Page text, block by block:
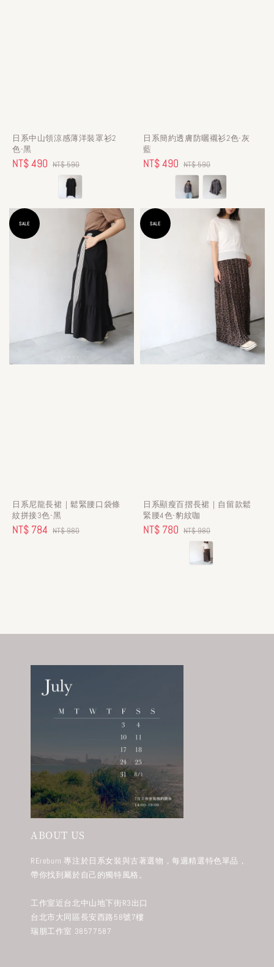
日系中山領涼感薄洋裝罩衫2
色-黑
Sale
NT$ 490 Regular
price
NT$ 590
日系簡約透膚防曬襯衫2色-灰
藍
Sale
NT$ 490 Regular
price
NT$ 590
SALE
日系尼龍長裙｜鬆緊腰口袋條
紋拼接3色-黑
Sale
NT$ 784 Regular
NT$ 980
SALE
日系顯瘦百摺長裙｜自留款鬆
緊腰4色-豹紋咖
Sale
NT$ 780 Regular
price
NT$ 980
ABOUT US
REreburn 專注於日系女裝與古著選物，每週精選特色單品，
帶你找到屬於自己的獨特風格。
工作室近台北中山地下街R3出口
台北市大同區長安西路58號7樓
瑞朋工作室 38577587